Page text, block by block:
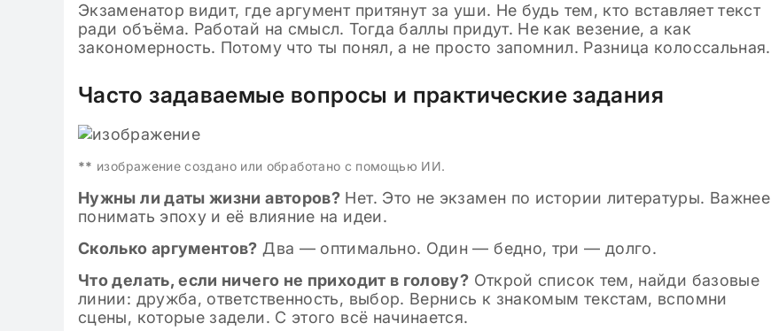
Экзаменатор видит, где аргумент притянут за уши. Не будь тем, кто вставляет текст
ради объёма. Работай на смысл. Тогда баллы придут. Не как везение, а как
закономерность. Потому что ты понял, а не просто запомнил. Разница колоссальная.
Часто задаваемые вопросы и практические задания
** изображение создано или обработано с помощью ИИ.
Нужны ли даты жизни авторов? Нет. Это не экзамен по истории литературы. Важнее
понимать эпоху и её влияние на идеи.
Сколько аргументов? Два — оптимально. Один — бедно, три — долго.
Что делать, если ничего не приходит в голову? Открой список тем, найди базовые
линии: дружба, ответственность, выбор. Вернись к знакомым текстам, вспомни
сцены, которые задели. С этого всё начинается.